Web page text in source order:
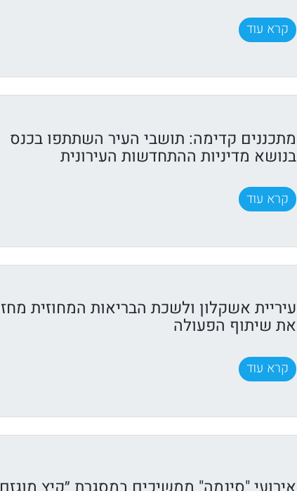
קרא עוד
מתכננים קדימה: תושבי העיר השתתפו בכנס
בנושא מדיניות ההתחדשות העירונית
קרא עוד
עיריית אשקלון ולשכת הבריאות המחוזית
את שיתוף הפעולה
קרא עוד